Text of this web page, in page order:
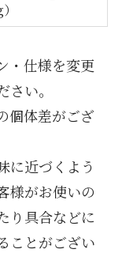
・仕様を変更
い。
個体差がござ
に近づくよう
様がお使いの
り具合などに
ことがござい